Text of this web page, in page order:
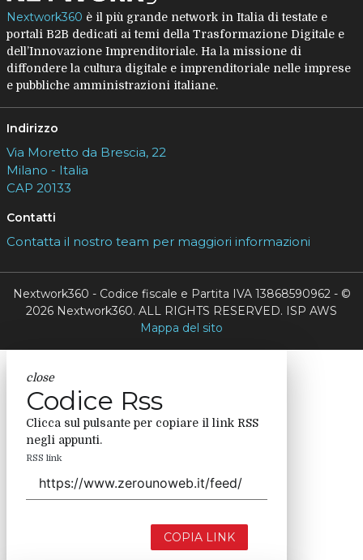
Nextwork360 è il più grande network in Italia di testate e
portali B2B dedicati ai temi della Trasformazione Digitale e
dell’Innovazione Imprenditoriale. Ha la missione di
diffondere la cultura digitale e imprenditoriale nelle imprese
e pubbliche amministrazioni italiane.
Indirizzo
Via Moretto da Brescia, 22
Milano - Italia
CAP 20133
Contatti
Contatta il nostro team per maggiori informazioni
Nextwork360 - Codice fiscale e Partita IVA 13868590962 - ©
2026 Nextwork360. ALL RIGHTS RESERVED. ISP AWS
Mappa del sito
close
Codice Rss
Clicca sul pulsante per copiare il link RSS
negli appunti.
RSS link
COPIA LINK